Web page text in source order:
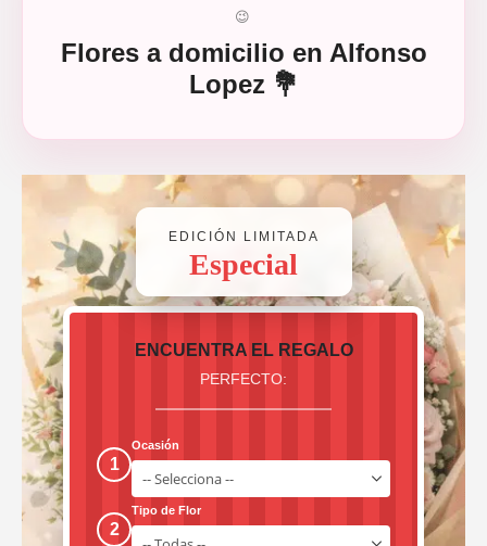
😉
Flores a domicilio en Alfonso
Lopez 💐
EDICIÓN LIMITADA
Especial
ENCUENTRA EL REGALO
PERFECTO:
1
Ocasión
2
Tipo de Flor